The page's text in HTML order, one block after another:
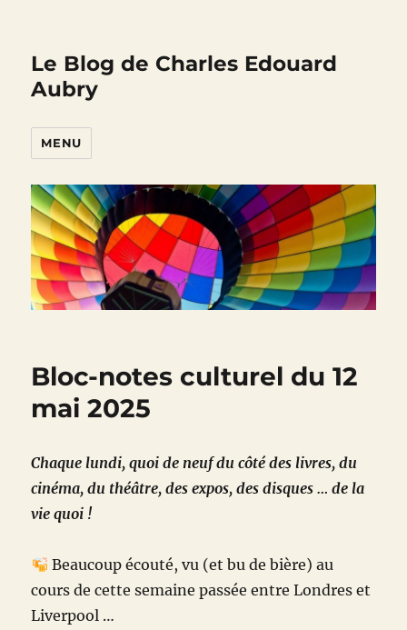
Le Blog de Charles Edouard
Aubry
MENU
Bloc-notes culturel du 12
mai 2025
Chaque lundi, quoi de neuf du côté des livres, du
cinéma, du théâtre, des expos, des disques … de la
vie quoi !
Beaucoup écouté, vu (et bu de bière) au
cours de cette semaine passée entre Londres et
Liverpool …